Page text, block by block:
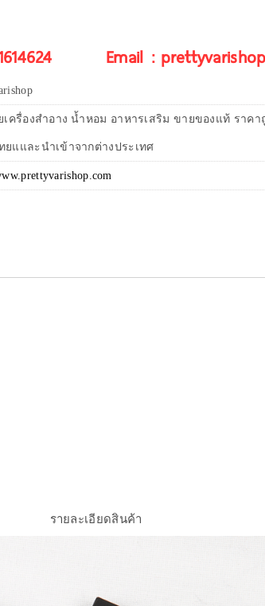
Email :
เครื่องสำอาง น้ำหอม อาหารเสริม ขายของแท้ ราค
ยแและนำเข้าจากต่างประเทศ